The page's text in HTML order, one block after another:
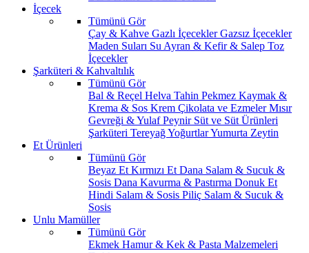
İçecek
Tümünü Gör
Çay & Kahve Gazlı İçeceklerGazsız İçecekler
Maden Suları Su Ayran & Kefir & Salep Toz
İçecekler
Şarküteri & Kahvaltılık
Tümünü Gör
Bal & Reçel Helva Tahin Pekmez Kaymak &
Krema & Sos Krem Çikolata ve EzmelerMısır
Gevreği & YulafPeynir Süt ve Süt Ürünleri
Şarküteri TereyağYoğurtlarYumurta Zeytin
Et Ürünleri
Tümünü Gör
Beyaz Et Kırmızı Et Dana Salam & Sucuk &
Sosis Dana Kavurma & Pastırma Donuk Et
Hindi Salam & Sosis Piliç Salam & Sucuk &
Sosis
Unlu Mamüller
Tümünü Gör
Ekmek Hamur & Kek & Pasta Malzemeleri